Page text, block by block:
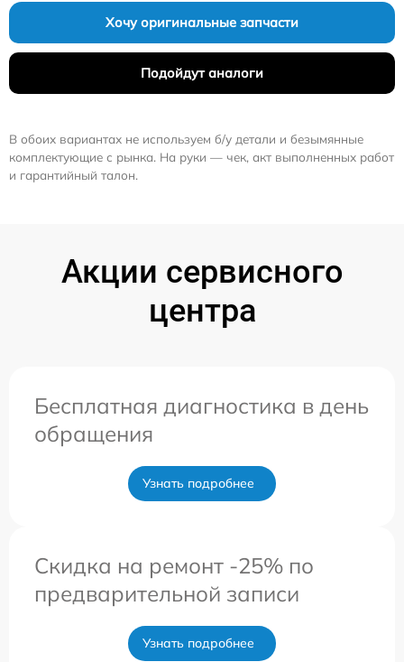
Хочу оригинальные запчасти
Подойдут аналоги
В обоих вариантах не используем б/у детали и безымянные
комплектующие с рынка. На руки — чек, акт выполненных работ
и гарантийный талон.
Акции сервисного
центра
Бесплатная диагностика в день
обращения
Узнать подробнее
Скидка на ремонт -25% по
предварительной записи
Узнать подробнее